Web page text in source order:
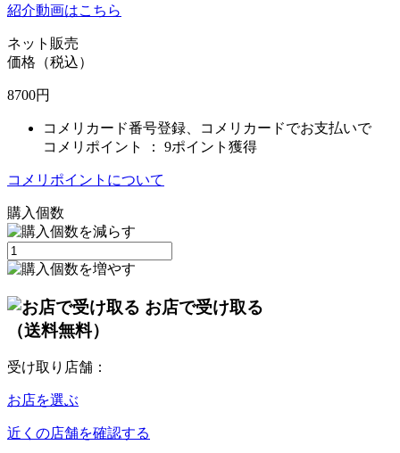
紹介動画はこちら
ネット販売
価格（税込）
8700円
コメリカード番号登録、コメリカードでお支払いで
コメリポイント ： 9ポイント獲得
コメリポイントについて
購入個数
お店で受け取る
（送料無料）
受け取り店舗：
お店を選ぶ
近くの店舗を確認する